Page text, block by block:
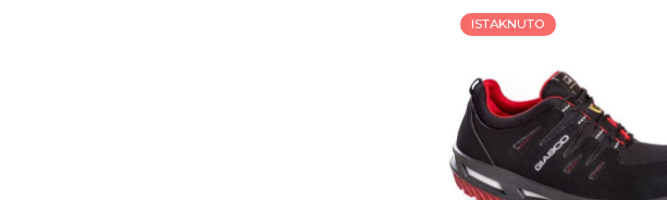
ISTAKNUTO